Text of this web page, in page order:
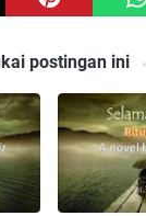
postingan ini